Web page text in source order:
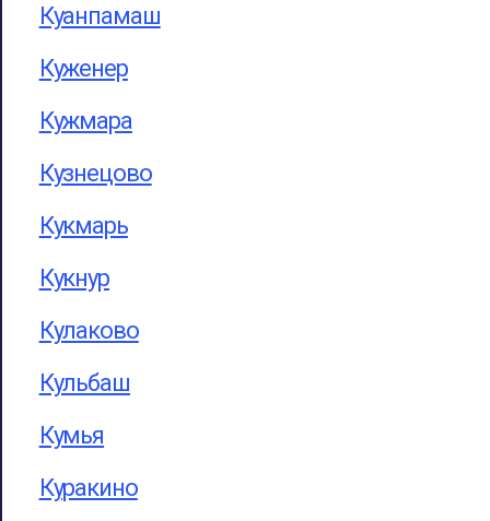
Куанпамаш
Куженер
Кужмара
Кузнецово
Кукмарь
Кукнур
Кулаково
Кульбаш
Кумья
Куракино